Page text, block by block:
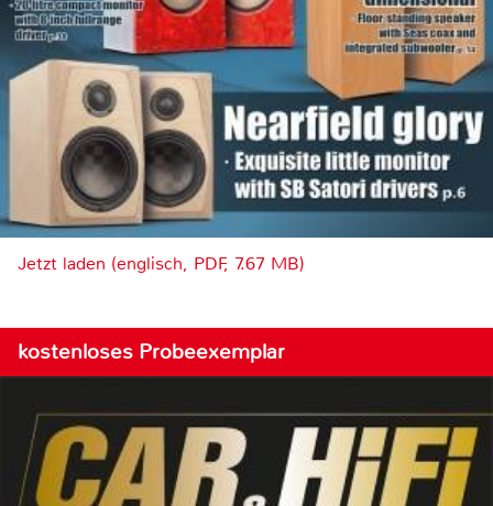
Jetzt laden (englisch, PDF, 7.67 MB)
kostenloses Probeexemplar